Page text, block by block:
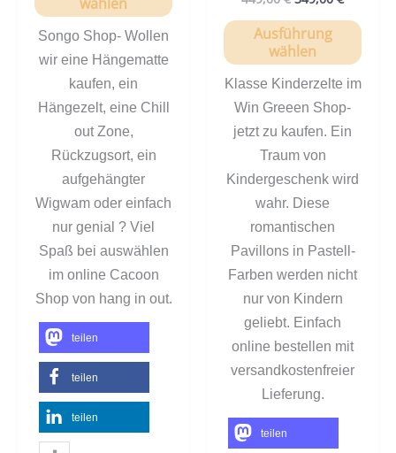
wählen
Songo Shop- Wollen
wir eine Hängematte
kaufen, ein
Hängezelt, eine Chill
out Zone,
Rückzugsort, ein
aufgehängter
Wigwam oder einfach
nur genial ? Viel
Spaß bei auswählen
im online Cacoon
Shop von hang in out.
teilen
teilen
teilen
Ausführung
wählen
Klasse Kinderzelte im
Win Greeen Shop-
jetzt zu kaufen. Ein
Traum von
Kindergeschenk wird
wahr. Diese
romantischen
Pavillons in Pastell-
Farben werden nicht
nur von Kindern
geliebt. Einfach
online bestellen mit
versandkostenfreier
Lieferung.
teilen